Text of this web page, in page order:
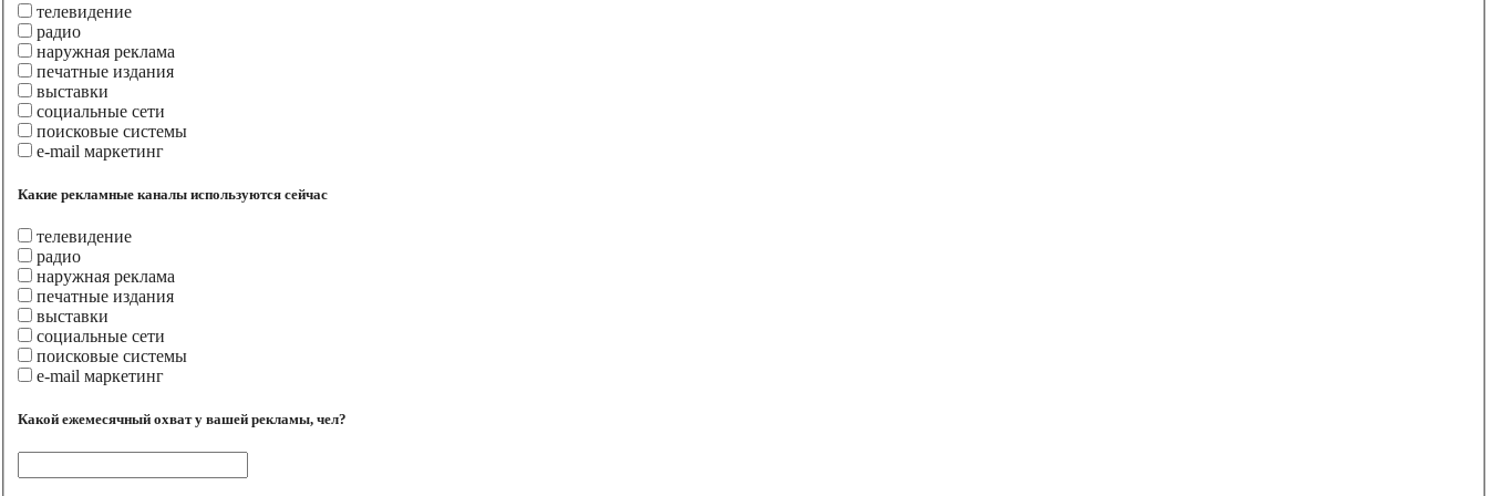
телевидение
радио
наружная реклама
печатные издания
выставки
социальные сети
поисковые системы
e-mail маркетинг
Какие рекламные каналы используются сейчас
телевидение
радио
наружная реклама
печатные издания
выставки
социальные сети
поисковые системы
e-mail маркетинг
Какой ежемесячный охват у вашей рекламы, чел?